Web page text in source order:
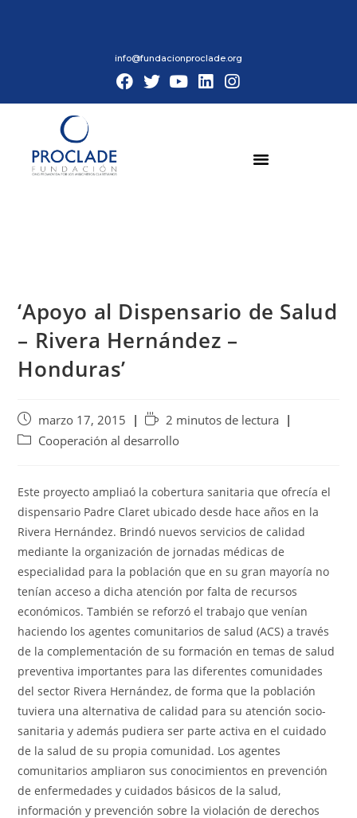
info@fundacionproclade.org
‘Apoyo al Dispensario de Salud
– Rivera Hernández –
Honduras’
marzo 17, 2015
2 minutos de lectura
Cooperación al desarrollo
Este proyecto ampliaó la cobertura sanitaria que ofrecía el
dispensario Padre Claret ubicado desde hace años en la
Rivera Hernández. Brindó nuevos servicios de calidad
mediante la organización de jornadas médicas de
especialidad para la población que en su gran mayoría no
tenían acceso a dicha atención por falta de recursos
económicos. También se reforzó el trabajo que venían
haciendo los agentes comunitarios de salud (ACS) a través
de la complementación de su formación en temas de salud
preventiva importantes para las diferentes comunidades
del sector Rivera Hernández, de forma que la población
tuviera una alternativa de calidad para su atención socio-
sanitaria y además pudiera ser parte activa en el cuidado
de la salud de su propia comunidad. Los agentes
comunitarios ampliaron sus conocimientos en prevención
de enfermedades y cuidados básicos de la salud,
información y prevención sobre la violación de derechos